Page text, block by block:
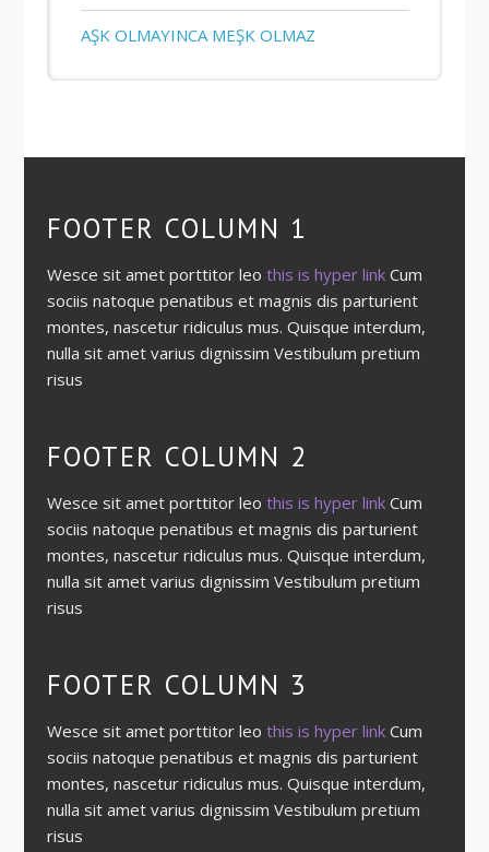
AŞK OLMAYINCA MEŞK OLMAZ
FOOTER COLUMN 1
Wesce sit amet porttitor leo this is hyper linkCum
sociis natoque penatibus et magnis dis parturient
montes, nascetur ridiculus mus. Quisque interdum,
nulla sit amet varius dignissim Vestibulum pretium
risus
FOOTER COLUMN 2
Wesce sit amet porttitor leo this is hyper linkCum
sociis natoque penatibus et magnis dis parturient
montes, nascetur ridiculus mus. Quisque interdum,
nulla sit amet varius dignissim Vestibulum pretium
risus
FOOTER COLUMN 3
Wesce sit amet porttitor leo this is hyper linkCum
sociis natoque penatibus et magnis dis parturient
montes, nascetur ridiculus mus. Quisque interdum,
nulla sit amet varius dignissim Vestibulum pretium
risus